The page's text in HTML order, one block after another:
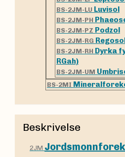
BS-2JM-LU Luvisol
BS-2JM-PH
BS-2JM-PZ Podzol
BS-2JM-RG
BS-2JM-RH Dyrka
RGah)
BS-2JM-UM
BS-2MI
Beskrivelse
2JM